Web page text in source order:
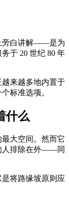
旁白讲解——是为
于 20 世纪 80 年
来越多地内置于
标准选项。
什么
大空间。然而它
人排除在外——同
将路缘坡原则应